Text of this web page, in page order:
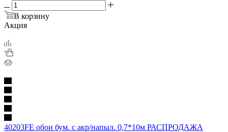
В корзину
Акция
40203FE обои бум. с акр/напыл. 0,7*10м РАСПРОДАЖА